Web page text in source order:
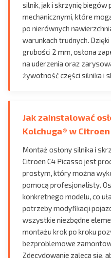
silnik, jak i skrzynię biegów
mechanicznymi, które
po nierównych
warunkach trudnych.
grubości 2 mm, osłona
na uderzenia oraz
żywotność części silnika i
Jak zainstalować
Kolchuga® w Citroen
Montaż osłony silnika i
Citroen C4 Picasso jest
prostym, który można
pomocą profesjonalisty.
konkretnego modelu, co
potrzeby modyfikacji
wszystkie niezbędne
montażu krok po kroku
bezproblemowe
Zdecydowanie zaleca się,